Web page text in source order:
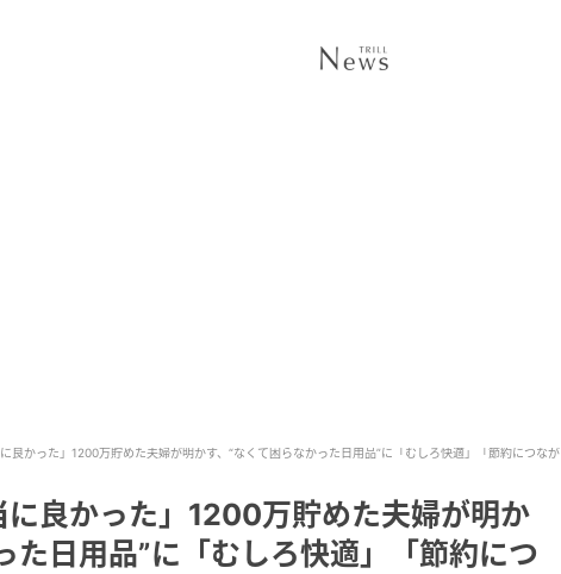
に良かった」1200万貯めた夫婦が明かす、“なくて困らなかった日用品”に「むしろ快適」「節約につなが
に良かった」1200万貯めた夫婦が明か
た日用品”に「むしろ快適」「節約につ